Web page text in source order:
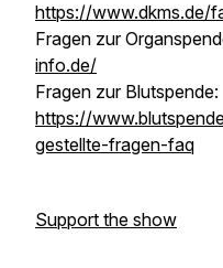
https://www.dkms.de/
Fragen zur
info.de/
Fragen zur Blutspende:
https://
gestellte-fragen-faq
Support the show